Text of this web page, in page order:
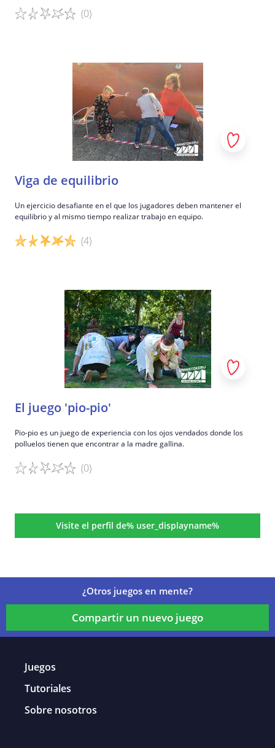
(0)
Viga de equilibrio
Un ejercicio desafiante en el que los jugadores deben mantener el
equilibrio y al mismo tiempo realizar trabajo en equipo.
(4)
El juego 'pio-pio'
Pio-pio es un juego de experiencia con los ojos vendados donde los
polluelos tienen que encontrar a la madre gallina.
(0)
Visite el perfil de% user_displayname%
¿Otros juegos en mente?
Compartir un nuevo juego
Juegos
Tutoriales
Sobre nosotros